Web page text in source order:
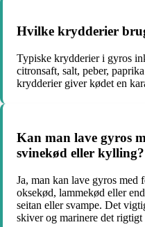
Hvilke krydderier
Typiske krydderier i gyros
citronsaft, salt, peber,
krydderier giver kødet en
Kan man lave gyros
svinekød eller kylling?
Ja, man kan lave gyros med
oksekød, lammekød eller
seitan eller svampe. Det
skiver og marinere det